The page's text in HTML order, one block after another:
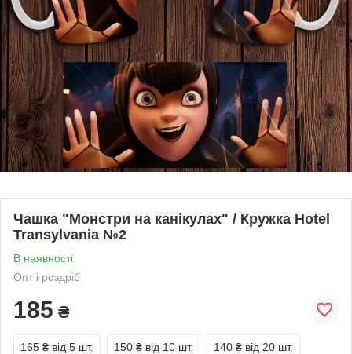
Чашка "Монстри на канікулах" / Кружка Hotel
Transylvania №2
В наявності
Опт і роздріб
185 ₴
165 ₴ від 5 шт. 150 ₴ від 10 шт. 140 ₴ від 20 шт.